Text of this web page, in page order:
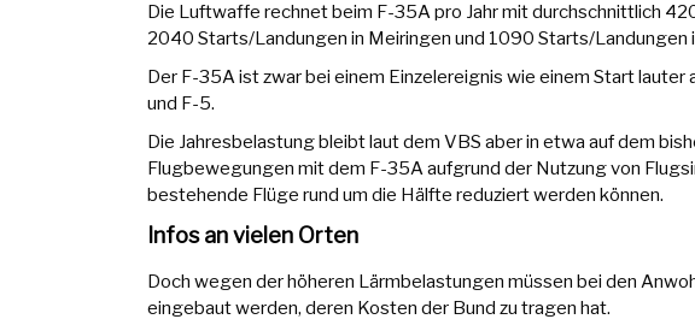
Die Luftwaffe rechnet beim F-35A pro Jahr mit durchschnittlich
2040 Starts/Landungen in Meiringen und 1090 Starts/Landungen
Der F-35A ist zwar bei einem Einzelereignis wie einem Start
und F-5.
Die Jahresbelastung bleibt laut dem VBS aber in etwa auf dem
Flugbewegungen mit dem F-35A aufgrund der Nutzung von
bestehende Flüge rund um die Hälfte reduziert werden können.
Infos an vielen Orten
Doch wegen der höheren Lärmbelastungen müssen bei den
eingebaut werden, deren Kosten der Bund zu tragen hat.